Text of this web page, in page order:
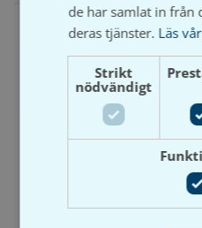
de har samlat in från
deras tjänster. Läs
Strikt
nödvändigt